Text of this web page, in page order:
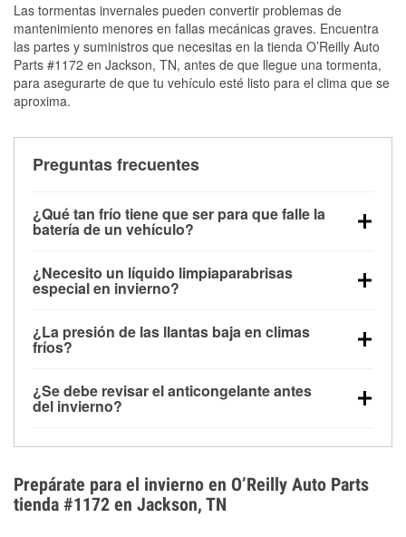
Las tormentas invernales pueden convertir problemas de
mantenimiento menores en fallas mecánicas graves. Encuentra
las partes y suministros que necesitas en la tienda O’Reilly Auto
Parts #1172 en Jackson, TN, antes de que llegue una tormenta,
para asegurarte de que tu vehículo esté listo para el clima que se
aproxima.
Preguntas frecuentes
¿Qué tan frío tiene que ser para que falle la
batería de un vehículo?
debajo de los 32 °F y puede perder hasta la mitad de
su potencia de arranque cerca de los 0 °F, lo que
arranque.
¿Necesito un líquido limpiaparabrisas
especial en invierno?
la congelación y ayuda a disolver la sal y la nieve
derretida en la carretera para mejorar la visibilidad.
¿La presión de las llantas baja en climas
fríos?
alrededor de 1 PSI por cada 10 °F que baja la
temperatura. Puedes obtener más información sobre
¿Se debe revisar el anticongelante antes
del invierno?
el sobrecalentamiento en condiciones de frío
extremo. Aprende cómo comprobar la protección
anticongelante en nuestra sección How-To.
Prepárate para el invierno en O’Reilly Auto Parts
tienda #1172 en Jackson, TN